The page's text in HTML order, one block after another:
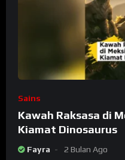
Sains
Kawah Raksasa di
Kiamat Dinosaurus
Fayra 2 Bulan Ago